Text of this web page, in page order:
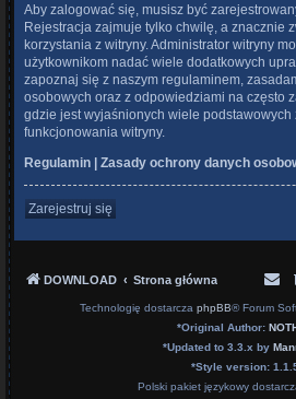
Aby zalogować się, musisz być
Rejestracja zajmuje tylko chwilę, a znacznie
korzystania z witryny. Administrator witryny
użytkownikom nadać wiele dodatkowych
zapoznaj się z naszym regulaminem,
osobowych oraz z odpowiedziami na często
gdzie jest wyjaśnionych wiele podstawowych
funkcjonowania witryny.
Regulamin | Zasady ochrony danych
Zarejestruj się
DOWNLOAD Strona główna
Technologię dostarcza phpBB® Forum
*Original Author:
*Updated to 3.3.x by
*Style version:
Polski pakiet językowy